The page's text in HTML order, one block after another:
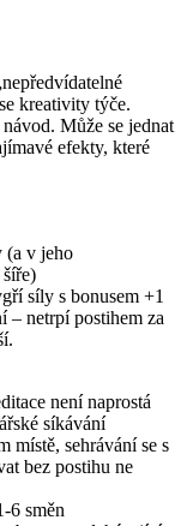
kreativity týče.
Může se jednat
efekty, které
(a v jeho
síly s bonusem +1
– netrpí postihem za
není naprostá
síkávání
místě, sehrávání se s
bez postihu ne
6 směn